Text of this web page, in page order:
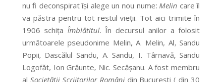
nu fi deconspirat îşi alege un nou nume:Melin care îl
va păstra pentru tot restul vieţii. Tot aici trimite în
1906 schiţa Îmblătitul. În decursul anilor a folosit
următoarele pseudonime Melin, A. Melin, Al, Sandu
Popii, Dascălul Sandu, A. Sandu, I. Târnavă, Sandu
Logofăt, Ion Grăunte, Nic. Secăşanu. A fost membru
al Societăţii Scriitorilor Românidin Bucureşti ( din 30